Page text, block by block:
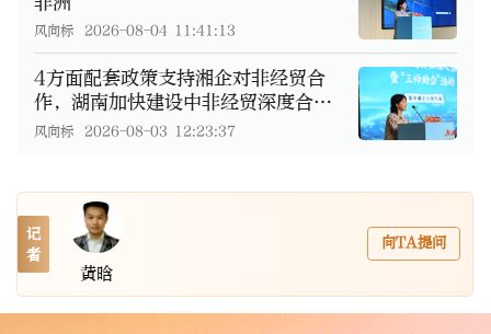
风向标 2026-08-04 11:41:13
4方面配套政策支持湘企对非经贸合
作，湖南加快建设中非经贸深度合作
先行区
风向标 2026-08-03 12:23:37
记
者
黄晗
向TA提问